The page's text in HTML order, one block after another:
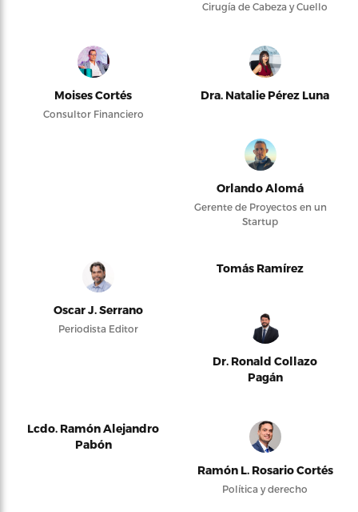
Cirugía de Cabeza y Cuello
Moises Cortés
Consultor Financiero
Dra. Natalie Pérez Luna
Orlando Alomá
Gerente de Proyectos en un
Startup
Oscar J. Serrano
Periodista Editor
Tomás Ramírez
Dr. Ronald Collazo
Pagán
Lcdo. Ramón Alejandro
Pabón
Ramón L. Rosario Cortés
Política y derecho